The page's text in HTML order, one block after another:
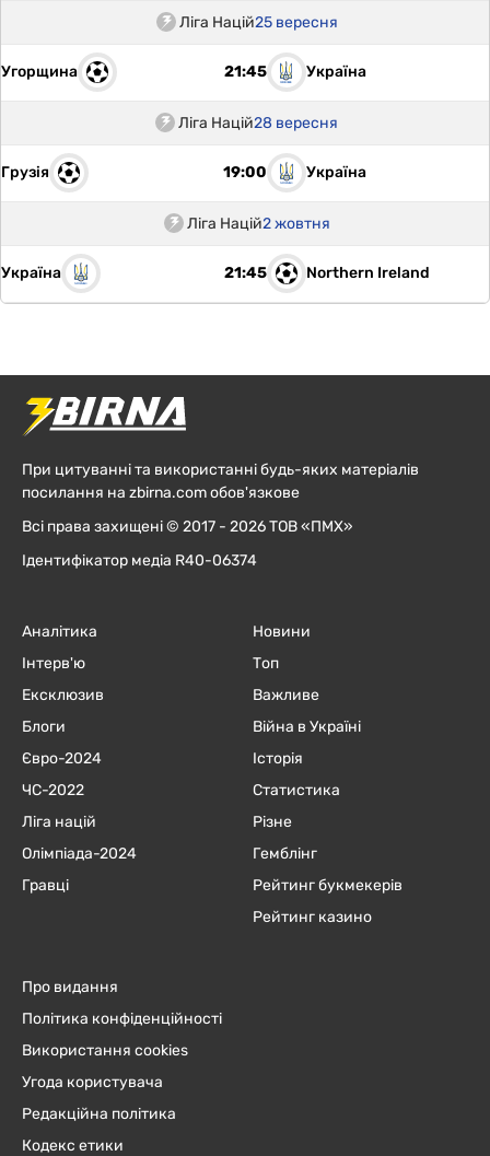
Ліга Націй25 вересня
Угорщина 21:45 Україна
Ліга Націй28 вересня
Грузія 19:00 Україна
Ліга Націй2 жовтня
Україна 21:45 Northern Ireland
При цитуванні та використанні будь-яких матеріалів
посилання на zbirna.com обов'язкове
Всі права захищені © 2017 - 2026 ТОВ «ПМХ»
Ідентифікатор медіа R40-06374
Аналітика
Інтерв'ю
Ексклюзив
Блоги
Євро-2024
ЧC-2022
Ліга націй
Олімпіада-2024
Гравці
Новини
Топ
Важливе
Війна в Україні
Історія
Статистика
Різне
Гемблінг
Рейтинг букмекерів
Рейтинг казино
Про видання
Політика конфіденційності
Використання cookies
Угода користувача
Редакційна політика
Кодекс етики